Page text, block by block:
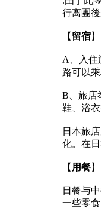
行离團
【 留宿】
A、入住
路可以
B、旅店
鞋、浴
日本旅
化。在
【 用餐】
日餐与
一些零